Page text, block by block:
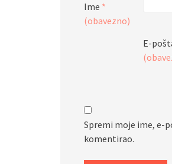
Ime *
(obavezno)
E-
Spremi moje ime, e-
komentirao.